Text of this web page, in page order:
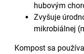
hubovým
Zvyšuje
mikrobiálnej
Kompost sa